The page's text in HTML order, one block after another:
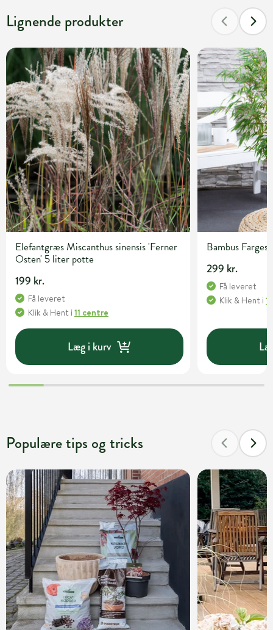
Lignende produkter
Elefantgræs Miscanthus sinensis 'Ferner
Osten' 5 liter potte
199 kr.
Få leveret
Klik & Hent i 11 centre
Læg i kurv
Bambus
299 kr.
Få leveret
Klik & Hent i
Populære tips og tricks